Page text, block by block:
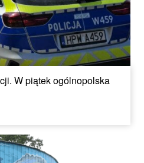
W piątek ogólnopolska